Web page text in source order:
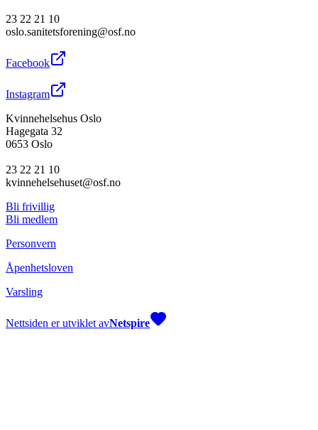
23 22 21 10
oslo.sanitetsforening@osf.no
Facebook
Instagram
Kvinnehelsehus Oslo
Hagegata 32
0653 Oslo
23 22 21 10
kvinnehelsehuset@osf.no
Bli frivillig
Bli medlem
Personvern
Åpenhetsloven
Varsling
Nettsiden er utviklet avNetspire